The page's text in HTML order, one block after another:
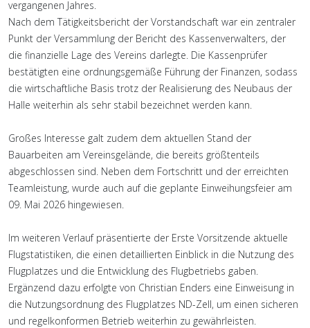
vergangenen Jahres.
Nach dem Tätigkeitsbericht der Vorstandschaft war ein zentraler
Punkt der Versammlung der Bericht des Kassenverwalters, der
die finanzielle Lage des Vereins darlegte. Die Kassenprüfer
bestätigten eine ordnungsgemäße Führung der Finanzen, sodass
die wirtschaftliche Basis trotz der Realisierung des Neubaus der
Halle weiterhin als sehr stabil bezeichnet werden kann.
Großes Interesse galt zudem dem aktuellen Stand der
Bauarbeiten am Vereinsgelände, die bereits größtenteils
abgeschlossen sind. Neben dem Fortschritt und der erreichten
Teamleistung, wurde auch auf die geplante Einweihungsfeier am
09. Mai 2026 hingewiesen.
Im weiteren Verlauf präsentierte der Erste Vorsitzende aktuelle
Flugstatistiken, die einen detaillierten Einblick in die Nutzung des
Flugplatzes und die Entwicklung des Flugbetriebs gaben.
Ergänzend dazu erfolgte von Christian Enders eine Einweisung in
die Nutzungsordnung des Flugplatzes ND-Zell, um einen sicheren
und regelkonformen Betrieb weiterhin zu gewährleisten.